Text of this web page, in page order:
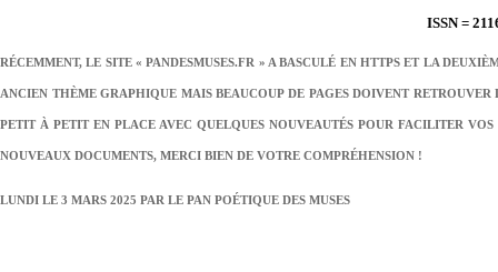
ISSN =
RÉCEMMENT, LE SITE « PANDESMUSES.FR » A BASCULÉ EN HTTPS ET LA
ANCIEN THÈME GRAPHIQUE MAIS BEAUCOUP DE PAGES DOIVENT
PETIT À PETIT EN PLACE AVEC QUELQUES NOUVEAUTÉS POUR FACILITER
NOUVEAUX DOCUMENTS, MERCI BIEN DE VOTRE COMPRÉHENSION !
LUNDI LE 3 MARS 2025 PAR LE PAN POÉTIQUE DES MUSES